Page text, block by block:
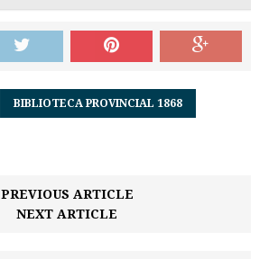
BIBLIOTECA PROVINCIAL 1868
PREVIOUS ARTICLE
NEXT ARTICLE